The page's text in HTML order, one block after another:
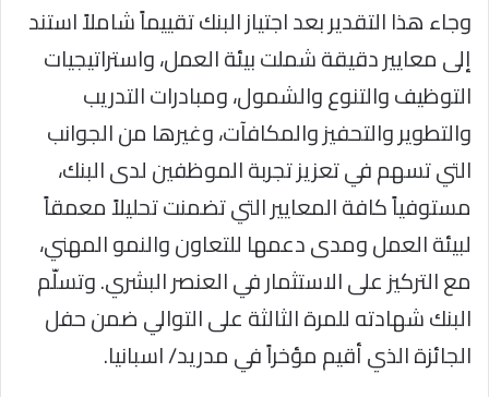
وجاء هذا التقدير بعد اجتياز البنك تقييماً شاملاً استند
إلى معايير دقيقة شملت بيئة العمل، واستراتيجيات
التوظيف والتنوع والشمول، ومبادرات التدريب
والتطوير والتحفيز والمكافآت، وغيرها من الجوانب
التي تسهم في تعزيز تجربة الموظفين لدى البنك،
مستوفياً كافة المعايير التي تضمنت تحليلاً معمقاً
لبيئة العمل ومدى دعمها للتعاون والنمو المهني،
مع التركيز على الاستثمار في العنصر البشري. وتسلّم
البنك شهادته للمرة الثالثة على التوالي ضمن حفل
الجائزة الذي أقيم مؤخراً في مدريد/ اسبانيا.